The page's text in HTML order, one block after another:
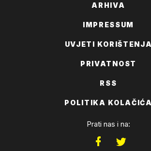
ARHIVA
IMPRESSUM
UVJETI KORIŠTENJA
PRIVATNOST
RSS
POLITIKA KOLAČIĆA
Prati nas i na: